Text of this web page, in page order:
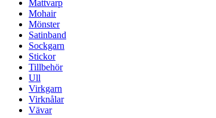
Mattvarp
Mohair
Mönster
Satinband
Sockgarn
Stickor
Tillbehör
Ull
Virkgarn
Virknålar
Vävar